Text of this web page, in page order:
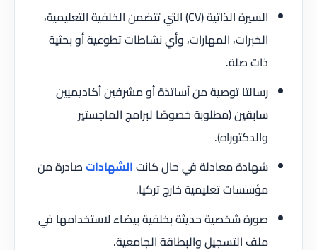
السيرة الذاتية (CV) التي تتضمن الخلفية التعليمية،
الخبرات، المهارات، وأي نشاطات تطوعية أو بحثية
ذات صلة.
رسالتا توصية من أساتذة أو مشرفين أكاديميين
سابقين (مطلوبة خصوصًا لبرامج الماجستير
والدكتوراه).
شهادة معادلة في حال كانتالشهاداتصادرة من
مؤسسات تعليمية خارج تركيا.
صورة شخصية حديثة بخلفية بيضاء لاستخدامها في
ملف التسجيل والبطاقة الجامعية.